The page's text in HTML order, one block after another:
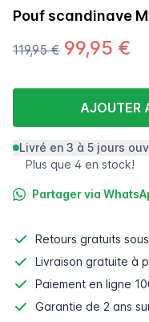
Pouf scandinave
119,95 € 99,95 €
AJOUTER
Livré en 3 à 5 jours
Plus que 4 en stock!
Partager via
Retours gratuits
Livraison gratuite à
Paiement en ligne
Garantie de 2 ans